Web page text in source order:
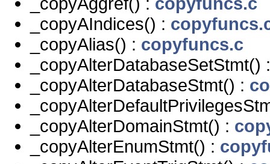
_copyAIndices() :
_copyAlias() : copyfuncs.c
_copyAlterDatabaseSetStmt()
_copyAlterDatabaseStmt() :
_copyAlterDomainStmt() :
_copyAlterEnumStmt() :